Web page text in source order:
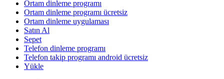
Ortam dinleme programı
Ortam dinleme programı ücretsiz
Ortam dinleme uygulaması
Satın Al
Sepet
Telefon dinleme programı
Telefon takip programı android ücretsiz
Yükle